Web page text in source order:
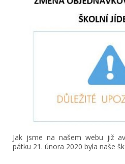
Jak jsme na našem webu již
pátku 21. února 2020 byla naše